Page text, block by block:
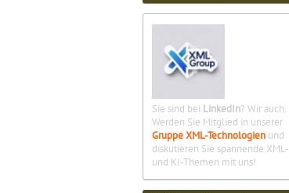
Sie sind bei LinkedIn? Wir auch.
Werden Sie Mitglied in unserer
Gruppe XML-Technologien und
diskutieren Sie spannende XML-
und KI-Themen mit uns!